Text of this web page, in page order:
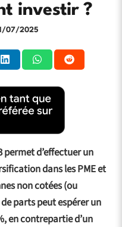
investir ?
07/2025
d’effectuer un
dans les PME et
non cotées (ou
parts peut espérer un
en contrepartie d’un